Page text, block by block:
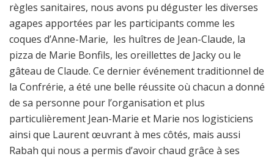
règles sanitaires, nous avons pu déguster les diverses
agapes apportées par les participants comme les
coques d’Anne-Marie, les huîtres de Jean-Claude, la
pizza de Marie Bonfils, les oreillettes de Jacky ou le
gâteau de Claude. Ce dernier événement traditionnel de
la Confrérie, a été une belle réussite où chacun a donné
de sa personne pour l’organisation et plus
particulièrement Jean-Marie et Marie nos logisticiens
ainsi que Laurent œuvrant à mes côtés, mais aussi
Rabah qui nous a permis d’avoir chaud grâce à ses